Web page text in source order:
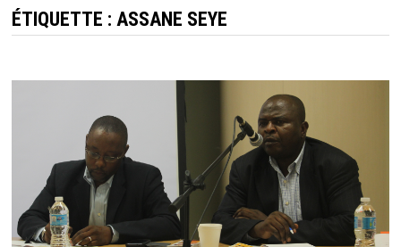
ÉTIQUETTE : ASSANE SEYE